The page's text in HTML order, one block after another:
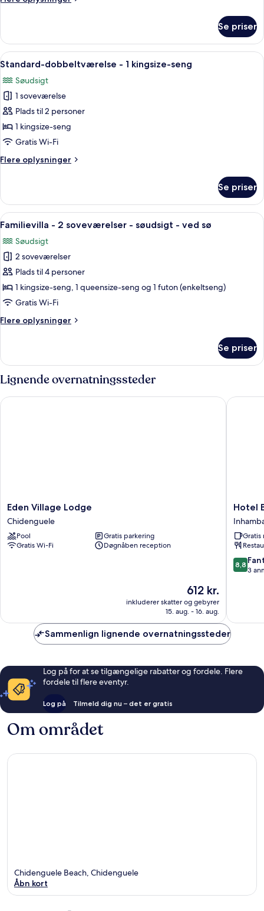
-
enkeltsenge
Se priser
Indlæs
alle
billeder
af
Standard-
dobbeltværelse
-
kingsize-
Et soveværelse med himmelseng,
6
Standard-dobbeltværelse - 1 kingsize-seng
Søudsigt
1 soveværelse
Plads til 2 personer
1 kingsize-seng
Gratis Wi-Fi
Flere oplysninger
Flere
dobbeltværelse
1
seng
Se priser
Indlæs
alle
billeder
af
Familievilla
-
2
-
ved
sø
En seng med træstel og hvide
44
Familievilla - 2 soveværelser - søudsigt - ved sø
Søudsigt
2 soveværelser
Plads til 4 personer
1 kingsize-seng, 1 queensize-seng og 1 futon (enkeltseng)
Gratis Wi-Fi
Flere oplysninger
Flere
-
2
soveværelser
søudsigt
Se priser
Lignende overnatningssteder
Eden
Village
Lodge
Chidenguele
Eden Village Lodge
Chidenguele
Pool
Gratis parkering
Gratis Wi-Fi
Døgnåben reception
Prisen
612 kr.
612 kr.
inkluderer skatter og gebyrer
15. aug. - 16. aug.
Eden Village Lodge
Hotel
Bom
Amigo
Hotel
Gratis
8.8
ud
8,8
3
Hotel
Sammenlign lignende overnatningssteder
Log på for at se tilgængelige rabatter og fordele. Flere
fordele til flere eventyr.
Log på Tilmeld dig nu – det er gratis
Om området
Chidenguele Beach, Chidenguele
Åbn kort